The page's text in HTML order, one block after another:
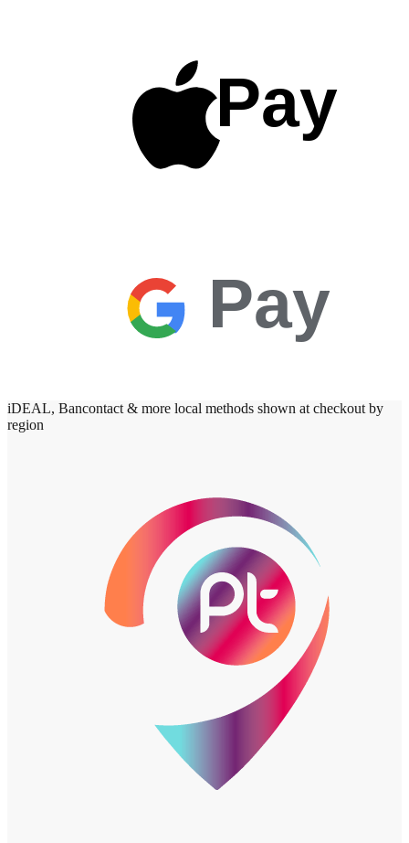
Pay
Pay
iDEAL, Bancontact & more local methods shown at checkout by
region